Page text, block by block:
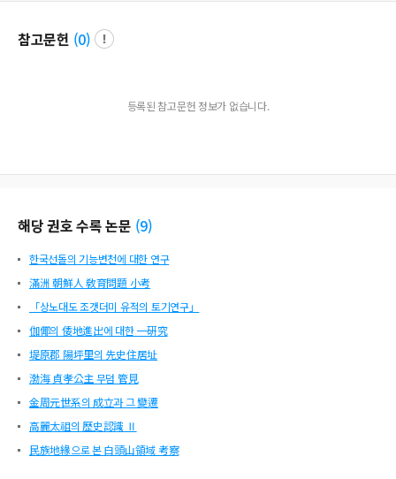
참고문헌 (0)
등록된 참고문헌 정보가 없습니다.
해당 권호 수록 논문 (9)
한국선돌의 기능변천에 대한 연구
滿洲 朝鮮人 敎育問題 小考
「상노대도 조갯더미 유적의 토기연구」
伽倻의 倭地進出에 대한 一硏究
堤原郡 陽坪里의 先史住居址
渤海 貞孝公主 무덤 管見
金周元世系의 成立과 그 變遷
高麗太祖의 歷史認識 Ⅱ
民族地緣으로 본 白頭山領域 考察